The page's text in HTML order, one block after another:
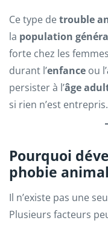
Ce type detrouble
la population
forte chez les
durant l’enfance ou l’
persister à l’âge
si rien n’est entrepris.
Pourquoi
phobie
Il n’existe pas une
Plusieurs facteurs